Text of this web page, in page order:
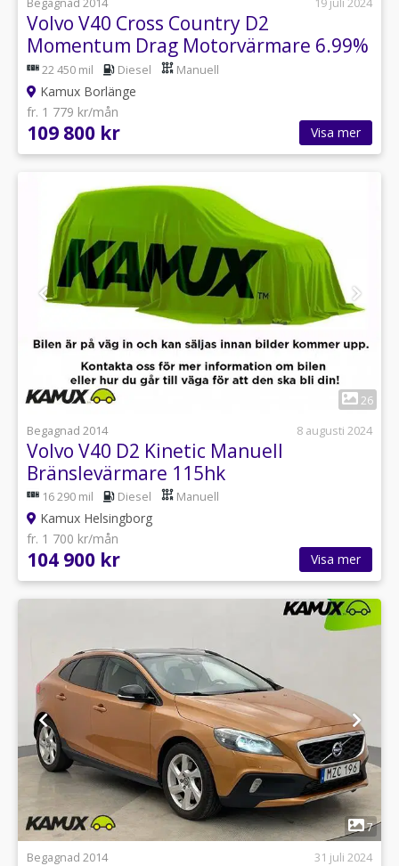
Begagnad 2014 19 juli 2024
Volvo V40 Cross Country D2
Momentum Drag Motorvärmare 6.99%
ränta 115hk
22 450 mil Diesel Manuell
Kamux Borlänge
fr. 1 779 kr/mån
109 800 kr Visa mer
26
Begagnad 2014
8 augusti 2024
Volvo V40 D2 Kinetic Manuell
Bränslevärmare 115hk
16 290 mil Diesel Manuell
Kamux Helsingborg
fr. 1 700 kr/mån
104 900 kr Visa mer
1
7
Begagnad 2014
31 juli 2024